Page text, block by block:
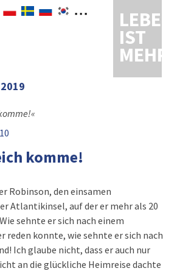
LEBEN
IST
MEHR
komme!
Robinson, den einsamen
Atlantikinsel, auf der er mehr als 20
sehnte er sich nach einem
reden konnte, wie sehnte er sich nach
Ich glaube nicht, dass er auch nur
an die glückliche Heimreise dachte